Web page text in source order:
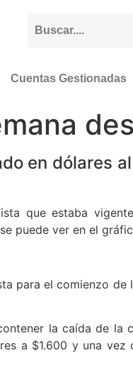
Cuentas Gestionadas
en dólares
que estaba
puede ver en el
para el comienzo de
la caída de la
a $1.600 y una vez